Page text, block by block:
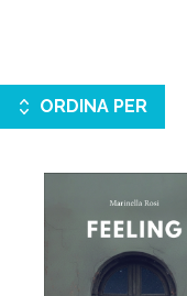
ORDINA PER